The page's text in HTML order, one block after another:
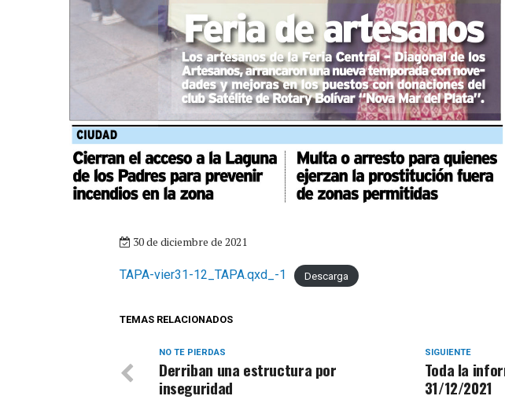
30 de diciembre de 2021
TAPA-vier31-12_TAPA.qxd_-1 Descarga
TEMAS RELACIONADOS
SIGUIENTE
Toda la
31/12/2021
NO TE PIERDAS
Derriban una estructura por
inseguridad